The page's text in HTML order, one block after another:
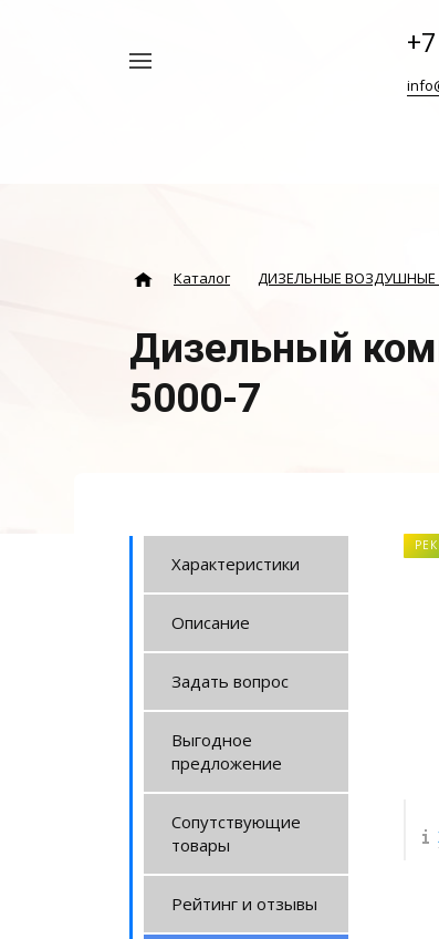
Каталог ДИЗЕЛЬНЫЕ
Дизельный
5000-7
Характеристики
Описание
Задать вопрос
Выгодное
предложение
Сопутствующие
товары
Рейтинг и отзывы